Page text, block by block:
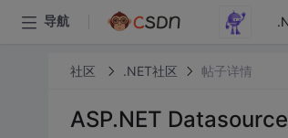
导航
社区 .NET社区 帖子详情
ASP.NET